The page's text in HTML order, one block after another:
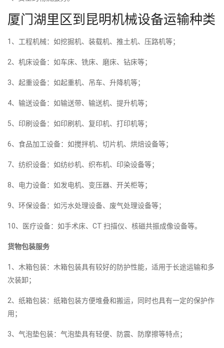
厦门湖里区到昆明机械设备运输种类
1、工程机械：如挖掘机、装载机、推土机、压路机等；
2、机床设备：如车床、铣床、磨床、钻床等；
3、起重设备：如起重机、吊车、升降机等；
4、输送设备：如输送带、输送机、提升机等；
5、印刷设备：如印刷机、复印机、打印机等；
6、食品加工设备：如搅拌机、切片机、烘焙设备等；
7、纺织设备：如纺纱机、织布机、印染设备等；
8、电力设备：如发电机、变压器、开关柜等；
9、环保设备：如污水处理设备、废气处理设备等；
10、医疗设备：如手术床、CT 扫描仪、核磁共振成像设备等。
货物包装服务
1、木箱包装：木箱包装具有较好的防护性能，适用于长途运输和多
次装卸；
2、纸箱包装：纸箱包装方便堆叠和搬运，同时也具有一定的保护作
用；
3、气泡垫包装：气泡垫具有轻便、防震、防摩擦等特点；